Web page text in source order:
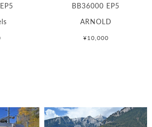
BB36000 EP5
ARNOLD
¥10,000